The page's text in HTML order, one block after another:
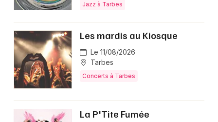
Jazz à Tarbes
Les mardis au Kiosque
Le 11/08/2026
Tarbes
Concerts à Tarbes
La P'Tite Fumée